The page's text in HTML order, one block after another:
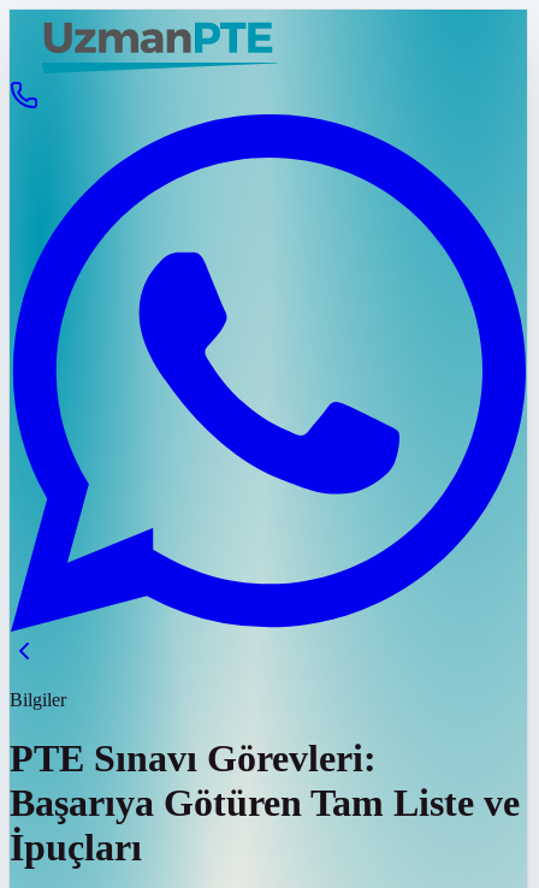
Bilgiler
PTE Sınavı Görevleri:
Başarıya Götüren Tam Liste ve
İpuçları